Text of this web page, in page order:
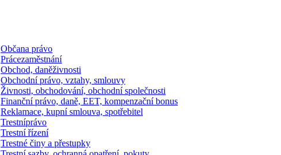
Občana právo
Prácezaměstnání
Obchod, daněživnosti
Obchodní právo, vztahy, smlouvy
Živnosti, obchodování, obchodní společnosti
Finanční právo, daně, EET, kompenzační bonus
Reklamace, kupní smlouva, spotřebitel
Trestníprávo
Trestní řízení
Trestné činy a přestupky